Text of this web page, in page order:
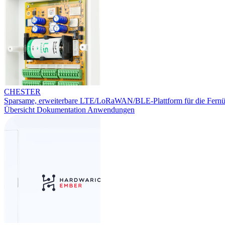
CHESTER
Sparsame, erweiterbare LTE/LoRaWAN/BLE-Plattform für die
Übersicht Dokumentation Anwendungen